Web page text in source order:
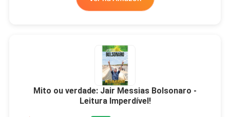
Mito ou verdade: Jair Messias Bolsonaro -
Leitura Imperdível!